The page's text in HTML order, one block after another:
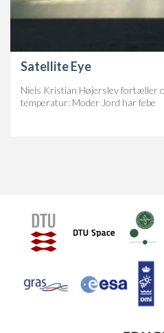
Satellite Eye
Niels Kristian Højerslev fortæller
temperatur: Moder Jord har febe